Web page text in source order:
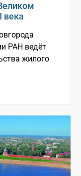
века
РАН ведёт
жилого